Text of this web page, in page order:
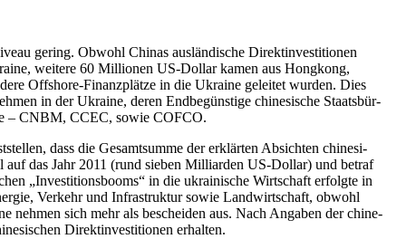
gering. Obwohl Chinas aus­län­di­sche Direkt­in­ves­ti­tio­nen
weitere 60 Mil­lio­nen US-Dollar kamen aus Hong­kong,
Off­shore-Finanz­plätze in die Ukraine gelei­tet wurden. Dies
in der Ukraine, deren End­be­güns­tige chi­ne­si­sche Staats­bür­
– CNBM, CCEC, sowie COFCO.
dass die Gesamt­summe der erklär­ten Absich­ten chi­ne­si­
das Jahr 2011 (rund sieben Mil­li­ar­den US-Dollar) und betraf
„Inves­ti­ti­ons­booms“ in die ukrai­ni­sche Wirt­schaft erfolgte in
Verkehr und Infra­struk­tur sowie Land­wirt­schaft, obwohl
nehmen sich mehr als beschei­den aus. Nach Angaben der chi­ne­
Direkt­in­ves­ti­tio­nen erhalten.